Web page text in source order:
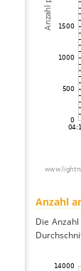
Anzahl
Die